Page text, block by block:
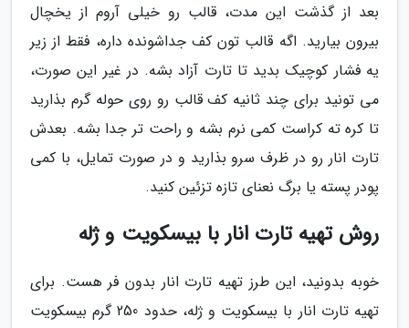
بعد از گذشت این مدت، قالب رو خیلی آروم از یخچال
بیرون بیارید. اگه قالب تون کف جداشونده داره، فقط از زیر
یه فشار کوچیک بدید تا تارت آزاد بشه. در غیر این صورت،
می تونید برای چند ثانیه کف قالب رو روی حوله گرم بذارید
تا کره ته کراست کمی نرم بشه و راحت تر جدا بشه. بعدش
تارت انار رو در ظرف سرو بذارید و در صورت تمایل، با کمی
پودر پسته یا برگ نعنای تازه تزئین کنید.
روش تهیه تارت انار با بیسکویت و ژله
خوبه بدونید، این طرز تهیه تارت انار بدون فر هست. برای
تهیه تارت انار با بیسکویت و ژله، حدود 250 گرم بیسکویت